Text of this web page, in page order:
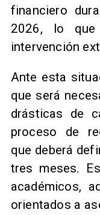
financiero
2026, lo
intervención
Ante esta
que será
drásticas de
proceso de
que deberá
tres meses.
académicos,
orientados a